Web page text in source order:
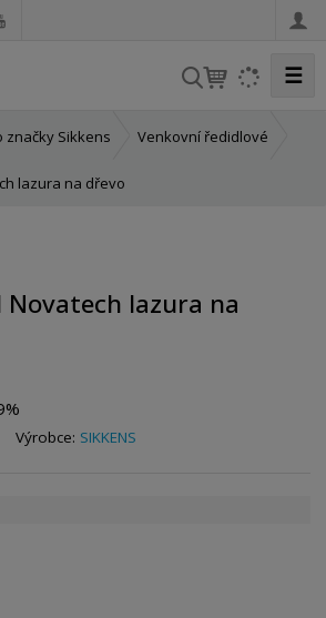
V
h
☰
značky Sikkens Venkovní ředidlové
lazura na dřevo
Novatech lazura na
Výrobce: SIKKENS